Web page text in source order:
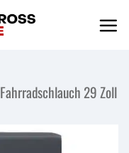
Fahrradschlauch 29 Zoll